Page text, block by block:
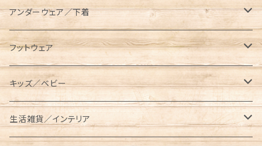
BEN DAVIS（ベンデイビス）
BRIEFING（ブリーフィング）
BUTTERFLY TWISTS（バタフライツイスト）
Champion（チャンピオン）
ダッチオーブンケース
ポールケース
メスティンケース
トラッシュバッグ／ゴミ入れ
薪入れ／薪バッグ
レジャーシート／グランドシート
ランタン／ライト類
タンブラー／水筒
クッカー／食器
長袖Tシャツ
七分袖Tシャツ
シャツ
長袖
半袖
スウェット／トレーナー
半袖
長袖
パーカー
プルパーカー
ジャケット／アウター
ハーフパンツ／ショーツ
クロップドパンツ
ベルト／サスペンダー
マフラー／ネックウォーマー／ネックゲイター
ニットキャップ
手袋／グローブ
リュック
ショルダーバッグ
メッセンジャーバッグ
サコッシュ／ポーチ
アンダーウェア／下着
ソックス
ロング
ショート／アンクル
レギンス／スパッツ
フットウェア
スニーカー
サンダル
キッズ／ベビー
キッズ
生活雑貨／インテリア